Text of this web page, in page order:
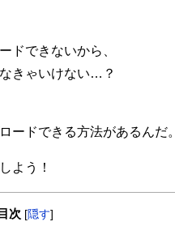
ドできないから、
きゃいけない…？
ードできる方法があるんだ。
よう！
目次 [隠す]